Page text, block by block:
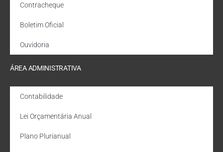
Contracheque
Boletim Oficial
Ouvidoria
ÁREA ADMINISTRATIVA
Contabilidade
Lei Orçamentária Anual
Plano Plurianual